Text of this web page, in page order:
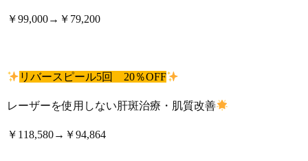
￥99,000→￥79,200
リバースピール5回 20％OFF
レーザーを使用しない肝斑治療・肌質改善
￥118,580→￥94,864